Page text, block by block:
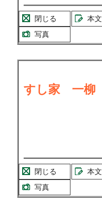
閉じる 本文
写真
すし家 一柳
閉じる 本文
写真